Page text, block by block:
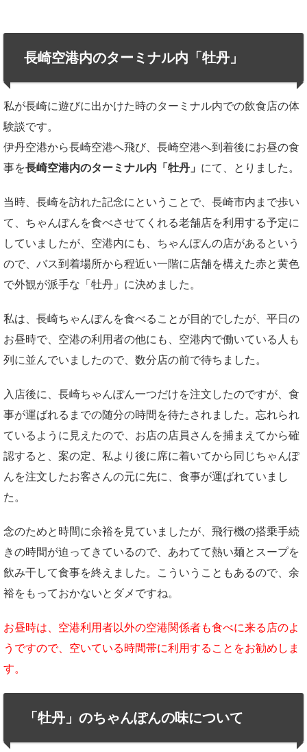
長崎空港内のターミナル内「牡丹」
私が長崎に遊びに出かけた時のターミナル内での飲食店の体
験談です。
伊丹空港から長崎空港へ飛び、長崎空港へ到着後にお昼の食
事を長崎空港内のターミナル内「牡丹」 にて、とりました。
当時、長崎を訪れた記念にということで、長崎市内まで歩い
て、ちゃんぽんを食べさせてくれる老舗店を利用する予定に
していましたが、空港内にも、ちゃんぽんの店があるという
ので、バス到着場所から程近い一階に店舗を構えた赤と黄色
で外観が派手な「牡丹」に決めました。
私は、長崎ちゃんぽんを食べることが目的でしたが、平日の
お昼時で、空港の利用者の他にも、空港内で働いている人も
列に並んでいましたので、数分店の前で待ちました。
入店後に、長崎ちゃんぽん一つだけを注文したのですが、食
事が運ばれるまでの随分の時間を待たされました。忘れられ
ているように見えたので、お店の店員さんを捕まえてから確
認すると、案の定、私より後に席に着いてから同じちゃんぽ
んを注文したお客さんの元に先に、食事が運ばれていまし
た。
念のためと時間に余裕を見ていましたが、飛行機の搭乗手続
きの時間が迫ってきているので、あわてて熱い麺とスープを
飲み干して食事を終えました。こういうこともあるので、余
裕をもっておかないとダメですね。
お昼時は、空港利用者以外の空港関係者も食べに来る店のよ
うですので、空いている時間帯に利用することをお勧めしま
す。
「牡丹」のちゃんぽんの味について